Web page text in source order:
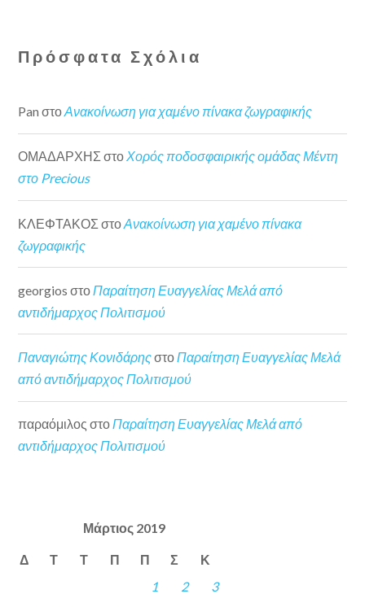
Πρόσφατα Σχόλια
Pan στοΑνακοίνωση για χαμένο πίνακα ζωγραφικής
ΟΜΑΔΑΡΧΗΣ στοΧορός ποδοσφαιρικής ομάδας Μέντη
στο Precious
ΚΛΕΦΤΑΚΟΣ στοΑνακοίνωση για χαμένο πίνακα
ζωγραφικής
georgios στο Παραίτηση Ευαγγελίας Μελά από
αντιδήμαρχος Πολιτισμού
Παναγιώτης ΚονιδάρηςστοΠαραίτηση Ευαγγελίας Μελά
από αντιδήμαρχος Πολιτισμού
παραόμιλος στοΠαραίτηση Ευαγγελίας Μελά από
αντιδήμαρχος Πολιτισμού
Μάρτιος 2019
Δ Τ Τ Π Π Σ Κ
1 2
3